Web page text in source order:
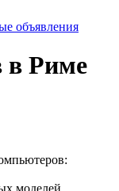
объявления
в Риме
моделей